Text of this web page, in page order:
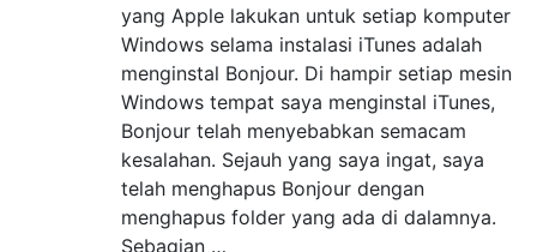
yang Apple lakukan untuk setiap komputer
Windows selama instalasi iTunes adalah
menginstal Bonjour. Di hampir setiap mesin
Windows tempat saya menginstal iTunes,
Bonjour telah menyebabkan semacam
kesalahan. Sejauh yang saya ingat, saya
telah menghapus Bonjour dengan
menghapus folder yang ada di dalamnya.
Sebagian …